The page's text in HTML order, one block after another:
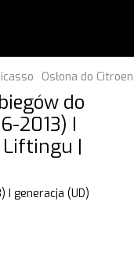
Osłona do
do
2013) I
Liftingu |
I generacja (UD)